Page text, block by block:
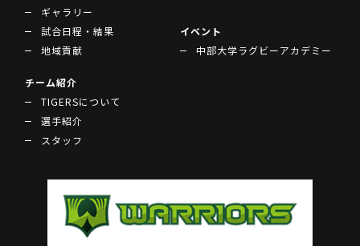
ギャラリー
試合日程・結果
地域貢献
イベント
中部大学ラグビーアカデミー
チーム紹介
TIGERSについて
選手紹介
スタッフ